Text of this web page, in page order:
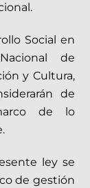
Social en
de
y Cultura,
de
de lo
ley se
de gestión